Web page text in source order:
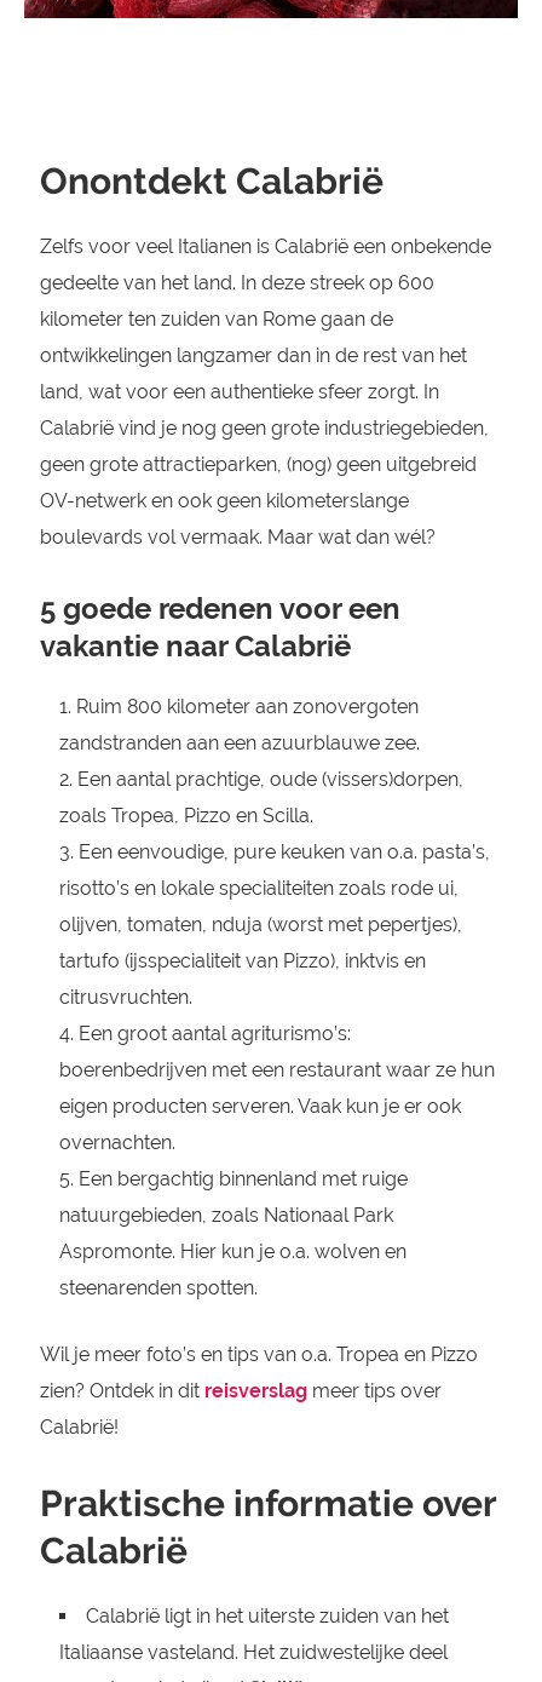
Onontdekt Calabrië
Zelfs voor veel Italianen is Calabrië een onbekende
gedeelte van het land. In deze streek op 600
kilometer ten zuiden van Rome gaan de
ontwikkelingen langzamer dan in de rest van het
land, wat voor een authentieke sfeer zorgt. In
Calabrië vind je nog geen grote industriegebieden,
geen grote attractieparken, (nog) geen uitgebreid
OV-netwerk en ook geen kilometerslange
boulevards vol vermaak. Maar wat dan wél?
5 goede redenen voor een
vakantie naar Calabrië
Ruim 800 kilometer aan zonovergoten
zandstranden aan een azuurblauwe zee.
Een aantal prachtige, oude (vissers)dorpen,
zoals Tropea, Pizzo en Scilla.
Een eenvoudige, pure keuken van o.a. pasta’s,
risotto’s en lokale specialiteiten zoals rode ui,
olijven, tomaten, nduja (worst met pepertjes),
tartufo (ijsspecialiteit van Pizzo), inktvis en
citrusvruchten.
Een groot aantal agriturismo’s:
boerenbedrijven met een restaurant waar ze hun
eigen producten serveren. Vaak kun je er ook
overnachten.
Een bergachtig binnenland met ruige
natuurgebieden, zoals Nationaal Park
Aspromonte. Hier kun je o.a. wolven en
steenarenden spotten.
Wil je meer foto’s en tips van o.a. Tropea en Pizzo
zien? Ontdek in dit reisverslagmeer tips over
Calabrië!
Praktische informatie over
Calabrië
Calabrië ligt in het uiterste zuiden van het
Italiaanse vasteland. Het zuidwestelijke deel